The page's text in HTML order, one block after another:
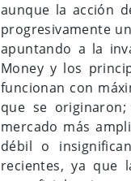
de la MA, la
momento también
donde reaparezca
Mientras tanto, el
acercándose al
sigue siendo
cruce a la baja de
aparezca primero
aunque la acción
progresivamente
apuntando a la
Money y los
funcionan con
que se
mercado más
débil o
recientes, ya que